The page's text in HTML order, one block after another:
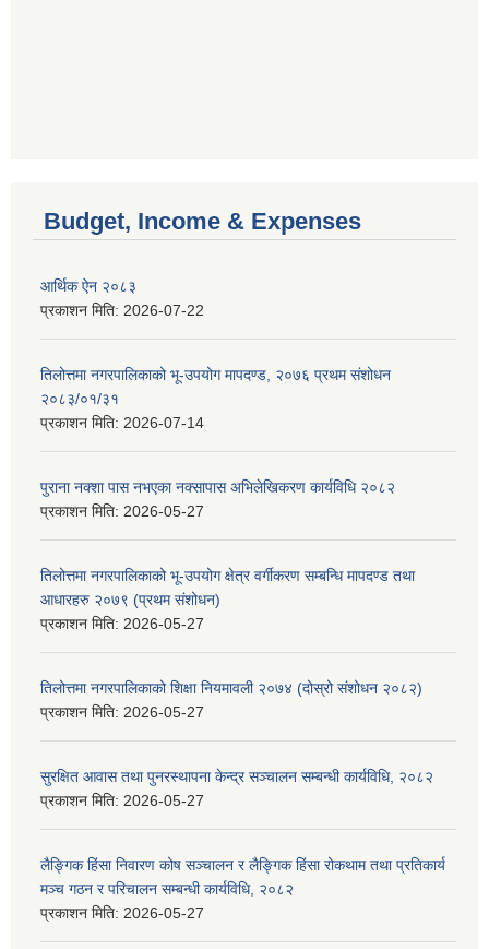
Budget, Income & Expenses
आर्थिक ऐन २०८३
प्रकाशन मिति: 2026-07-22
तिलोत्तमा नगरपालिकाको भू-उपयोग मापदण्ड, २०७६ प्रथम संशोधन
२०८३/०१/३१
प्रकाशन मिति: 2026-07-14
पुराना नक्शा पास नभएका नक्सापास अभिलेखिकरण कार्यविधि २०८२
प्रकाशन मिति: 2026-05-27
तिलोत्तमा नगरपालिकाको भू-उपयोग क्षेत्र वर्गीकरण सम्बन्धि मापदण्ड तथा
आधारहरु २०७९ (प्रथम संशोधन)
प्रकाशन मिति: 2026-05-27
तिलोत्तमा नगरपालिकाको शिक्षा नियमावली २०७४ (दोस्रो संशोधन २०८२)
प्रकाशन मिति: 2026-05-27
सुरक्षित आवास तथा पुनरस्थापना केन्द्र सञ्चालन सम्बन्धी कार्यविधि, २०८२
प्रकाशन मिति: 2026-05-27
लैङ्गिक हिंसा निवारण कोष सञ्चालन र लैङ्गिक हिंसा रोकथाम तथा प्रतिकार्य
मञ्च गठन र परिचालन सम्बन्धी कार्यविधि, २०८२
प्रकाशन मिति: 2026-05-27